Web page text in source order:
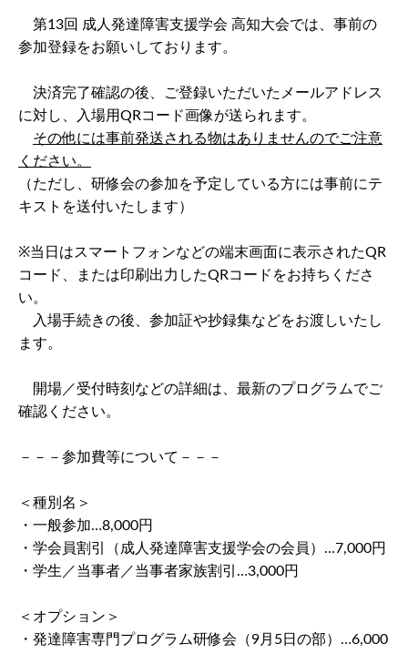
第13回 成人発達障害支援学会 高知大会では、事前の
参加登録をお願いしております。
決済完了確認の後、ご登録いただいたメールアドレス
に対し、入場用QRコード画像が送られます。
その他には事前発送される物はありませんのでご注意
ください。
（ただし、研修会の参加を予定している方には事前にテ
キストを送付いたします）
※当日はスマートフォンなどの端末画面に表示されたQR
コード、または印刷出力したQRコードをお持ちくださ
い。
入場手続きの後、参加証や抄録集などをお渡しいたし
ます。
開場／受付時刻などの詳細は、最新のプログラムでご
確認ください。
－－－参加費等について－－－
＜種別名＞
・一般参加…8,000円
・学会員割引（成人発達障害支援学会の会員）…7,000円
・学生／当事者／当事者家族割引…3,000円
＜オプション＞
・発達障害専門プログラム研修会（9月5日の部）…6,000